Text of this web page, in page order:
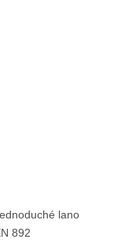
lano
892